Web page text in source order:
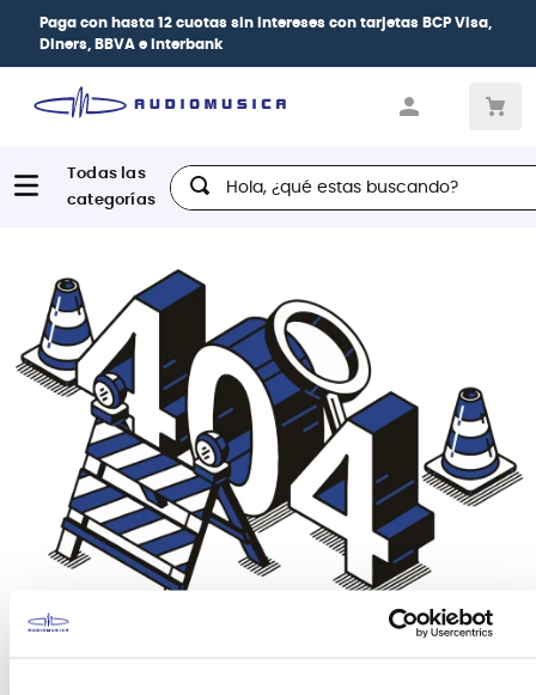
Paga con hasta 12 cuotas sin intereses con tarjetas BCP Visa,
Diners, BBVA e Interbank
Hola, ¿qué estas buscando?